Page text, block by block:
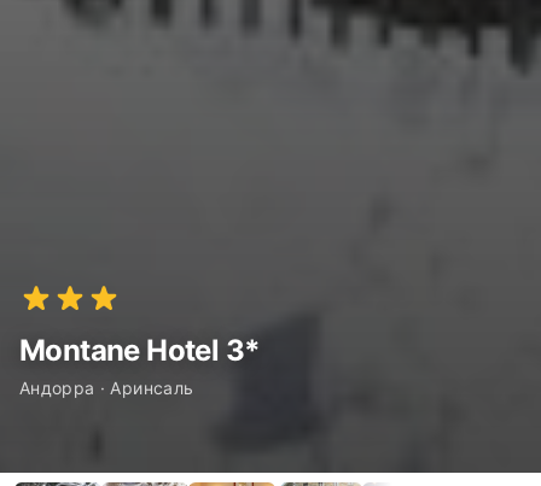
Montane Hotel 3*
Андорра · Аринсаль